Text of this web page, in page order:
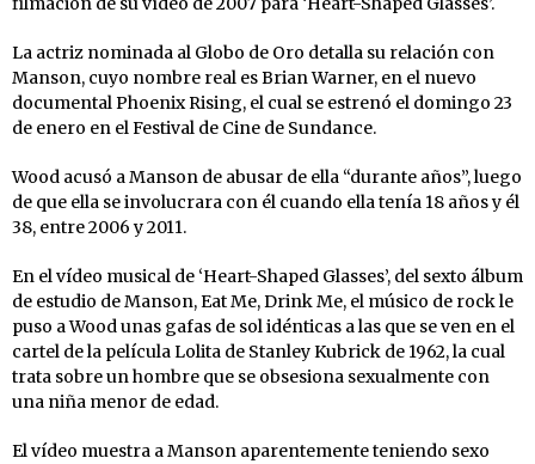
La actriz nominada al Globo de Oro detalla su relación con
Manson, cuyo nombre real es Brian Warner, en el nuevo
documental Phoenix Rising, el cual se estrenó el domingo 23
de enero en el Festival de Cine de Sundance.
Wood acusó a Manson de abusar de ella “durante años”, luego
de que ella se involucrara con él cuando ella tenía 18 años y él
38, entre 2006 y 2011.
En el vídeo musical de ‘Heart-Shaped Glasses’, del sexto álbum
de estudio de Manson, Eat Me, Drink Me, el músico de rock le
puso a Wood unas gafas de sol idénticas a las que se ven en el
cartel de la película Lolita de Stanley Kubrick de 1962, la cual
trata sobre un hombre que se obsesiona sexualmente con
una niña menor de edad.
El vídeo muestra a Manson aparentemente teniendo sexo